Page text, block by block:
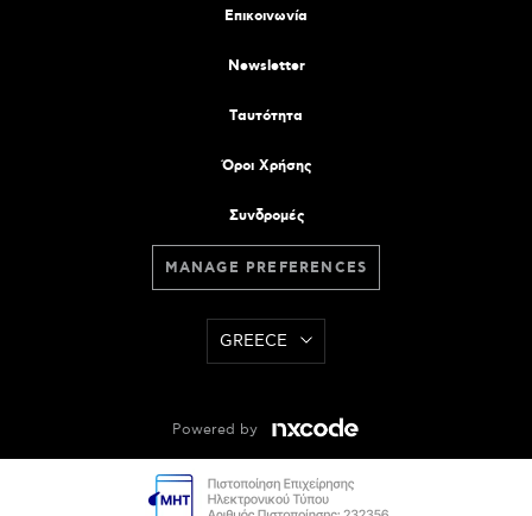
Επικοινωνία
Newsletter
Tαυτότητα
Όροι Χρήσης
Συνδρομές
MANAGE PREFERENCES
GREECE
Powered by